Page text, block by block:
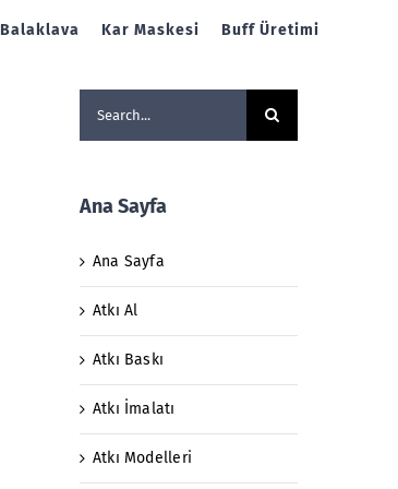
Balaklava Kar Maskesi Buff Üretimi
Ana Sayfa
Ana Sayfa
Atkı Al
Atkı Baskı
Atkı İmalatı
Atkı Modelleri